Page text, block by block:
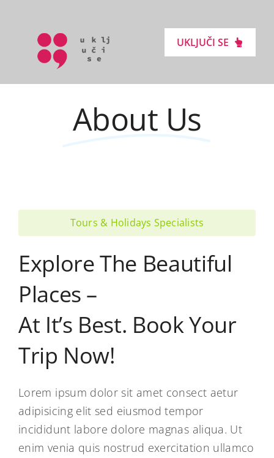
content
UKLJUČI SE
Podrži Lokalne Inicijative
Novosti
Kontakt
About Us
Tours & Holidays Specialists
Explore The Beautiful
Places –
At It’s Best. Book Your
Trip Now!
Lorem ipsum dolor sit amet consect aetur
adipisicing elit sed eiusmod tempor
incididunt labore dolore magnas aliqua. Ut
enim venia quis nostrud exercitation ullamco